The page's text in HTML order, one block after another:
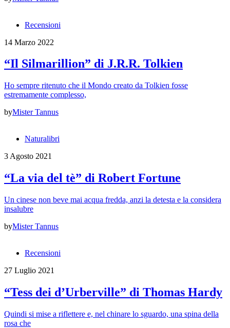
Recensioni
14 Marzo 2022
“Il Silmarillion” di J.R.R. Tolkien
Ho sempre ritenuto che il Mondo creato da Tolkien fosse
estremamente complesso,
byMister Tannus
Naturalibri
3 Agosto 2021
“La via del tè” di Robert Fortune
Un cinese non beve mai acqua fredda, anzi la detesta e la considera
insalubre
byMister Tannus
Recensioni
27 Luglio 2021
“Tess dei d’Urberville” di Thomas Hardy
Quindi si mise a riflettere e, nel chinare lo sguardo, una spina della
rosa che